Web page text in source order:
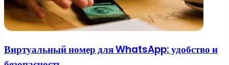
Виртуальный номер для WhatsApp: удобство и